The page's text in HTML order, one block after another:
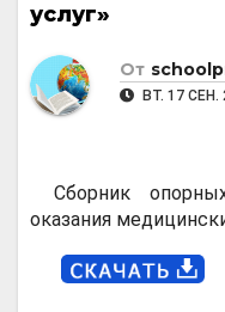
услуг»
От
ВТ. 17 СЕН.
Сборник
оказания